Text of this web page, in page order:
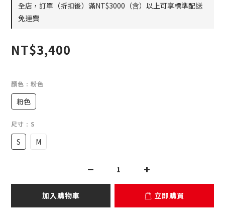
全店，訂單（折扣後）滿NT$3000（含）以上可享標準配送
免運費
NT$3,400
顏色 : 粉色
粉色
尺寸 : S
S M
加入購物車 立即購買